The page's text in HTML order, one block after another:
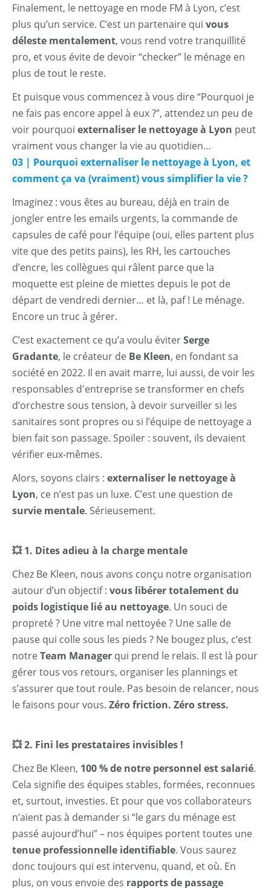
Finalement, le nettoyage en mode FM à Lyon, c’est
plus qu’un service. C’est un partenaire qui vous
déleste mentalement, vous rend votre tranquillité
pro, et vous évite de devoir “checker” le ménage en
plus de tout le reste.
Et puisque vous commencez à vous dire “Pourquoi je
ne fais pas encore appel à eux ?”, attendez un peu de
voir pourquoi externaliser le nettoyage à Lyon peut
vraiment vous changer la vie au quotidien…
03 | Pourquoi externaliser le nettoyage à Lyon, et
comment ça va (vraiment) vous simplifier la vie ?
Imaginez : vous êtes au bureau, déjà en train de
jongler entre les emails urgents, la commande de
capsules de café pour l’équipe (oui, elles partent plus
vite que des petits pains), les RH, les cartouches
d’encre, les collègues qui râlent parce que la
moquette est pleine de miettes depuis le pot de
départ de vendredi dernier… et là, paf ! Le ménage.
Encore un truc à gérer.
C’est exactement ce qu’a voulu éviterSerge
Gradante, le créateur de Be Kleen, en fondant sa
société en 2022. Il en avait marre, lui aussi, de voir les
responsables d'entreprise se transformer en chefs
d’orchestre sous tension, à devoir surveiller si les
sanitaires sont propres ou si l’équipe de nettoyage a
bien fait son passage. Spoiler : souvent, ils devaient
vérifier eux-mêmes.
Alors, soyons clairs : externaliser le nettoyage à
Lyon, ce n’est pas un luxe. C’est une question de
survie mentale. Sérieusement.
💥 1. Dites adieu à la charge mentale
Chez Be Kleen, nous avons conçu notre organisation
autour d’un objectif : vous libérer totalement du
poids logistique lié au nettoyage. Un souci de
propreté ? Une vitre mal nettoyée ? Une salle de
pause qui colle sous les pieds ? Ne bougez plus, c’est
notre Team Manager qui prend le relais. Il est là pour
gérer tous vos retours, organiser les plannings et
s’assurer que tout roule. Pas besoin de relancer, nous
le faisons pour vous. Zéro friction. Zéro stress.
💥 2. Fini les prestataires invisibles !
Chez Be Kleen, 100 % de notre personnel est salarié.
Cela signifie des équipes stables, formées, reconnues
et, surtout, investies. Et pour que vos collaborateurs
n’aient pas à demander si “le gars du ménage est
passé aujourd’hui” – nos équipes portent toutes une
tenue professionnelle identifiable. Vous saurez
donc toujours qui est intervenu, quand, et où. En
plus, on vous envoie des rapports de passage